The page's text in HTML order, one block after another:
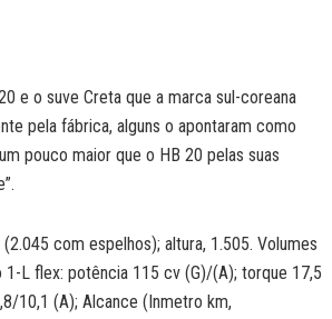
e o suve Creta que a marca sul-coreana
pela fábrica, alguns o apontaram como
pouco maior que o HB 20 pelas suas
com espelhos); altura, 1.505. Volumes
L flex: potência 115 cv (G)/(A); torque 17,5
10,1 (A); Alcance (Inmetro km,